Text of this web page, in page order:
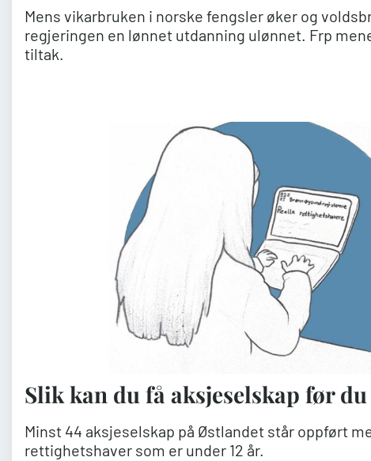
Mens vikarbruken i norske fengsler øker og
regjeringen en lønnet utdanning ulønnet. Frp
tiltak.
Slik kan du få aksjeselskap før
Minst 44 aksjeselskap på Østlandet står oppført
rettighetshaver som er under 12 år.